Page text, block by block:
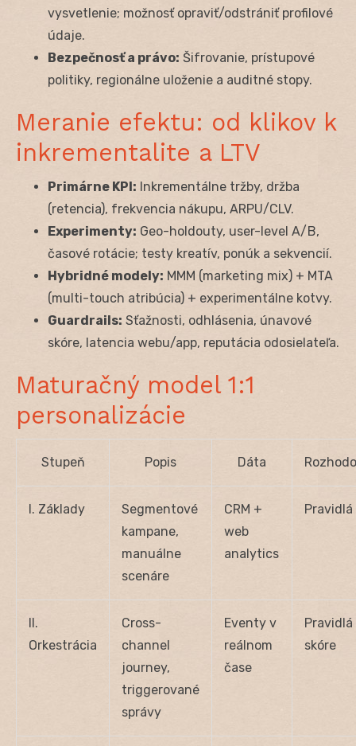
vysvetlenie; možnosť opraviť/odstrániť profilové
údaje.
Bezpečnosť a právo: Šifrovanie, prístupové
politiky, regionálne uloženie a auditné stopy.
Meranie efektu: od klikov k
inkrementalite a LTV
Primárne KPI: Inkrementálne tržby, držba
(retencia), frekvencia nákupu, ARPU/CLV.
Experimenty: Geo-holdouty, user-level A/B,
časové rotácie; testy kreatív, ponúk a sekvencií.
Hybridné modely: MMM (marketing mix) + MTA
(multi-touch atribúcia) + experimentálne kotvy.
Guardrails: Sťažnosti, odhlásenia, únavové
skóre, latencia webu/app, reputácia odosielateľa.
Maturačný model 1:1
personalizácie
Stupeň Popis Dáta
I. Základy
Segmentové
kampane,
manuálne
scenáre
CRM +
web
analytics
Pravidlá
II.
Orkestrácia
Cross-
channel
journey,
triggerované
správy
Eventy v
reálnom
čase
Pravidlá
skóre